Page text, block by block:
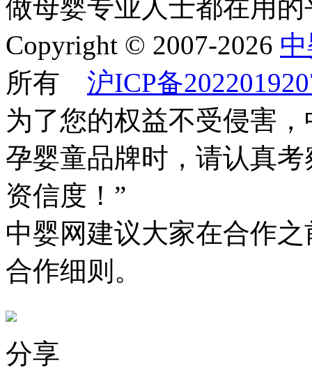
做母婴专业人士都在用的
Copyright © 2007-2026
所有 沪ICP备
为了您的权益不受侵害
孕婴童品牌时，请认真
资信度！”
中婴网建议大家在合作
合作细则。
分享